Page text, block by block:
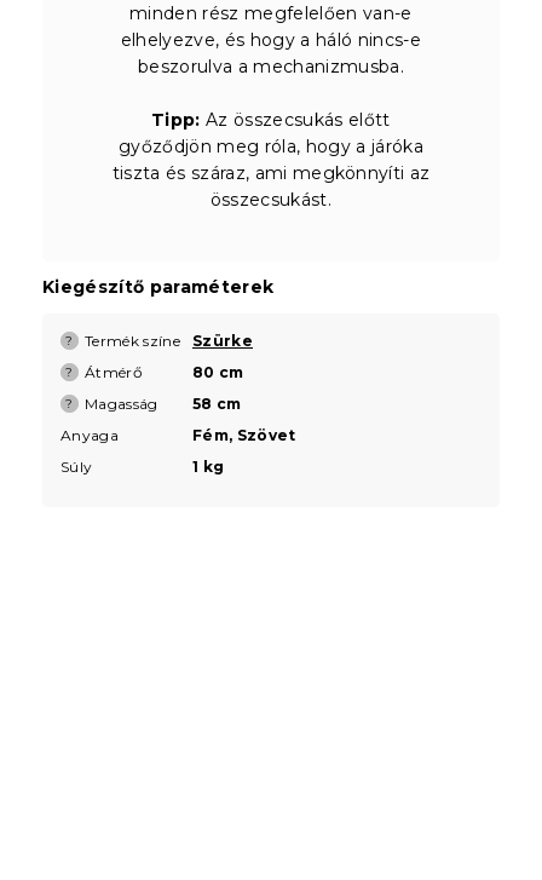
minden rész megfelelően van-e
elhelyezve, és hogy a háló nincs-e
beszorulva a mechanizmusba.
Tipp: Az összecsukás előtt
győződjön meg róla, hogy a járóka
tiszta és száraz, ami megkönnyíti az
összecsukást.
Kiegészítő paraméterek
? Termék színe Szürke
? Átmérő 80 cm
? Magasság
58 cm
Anyaga
Fém, Szövet
Súly
1 kg